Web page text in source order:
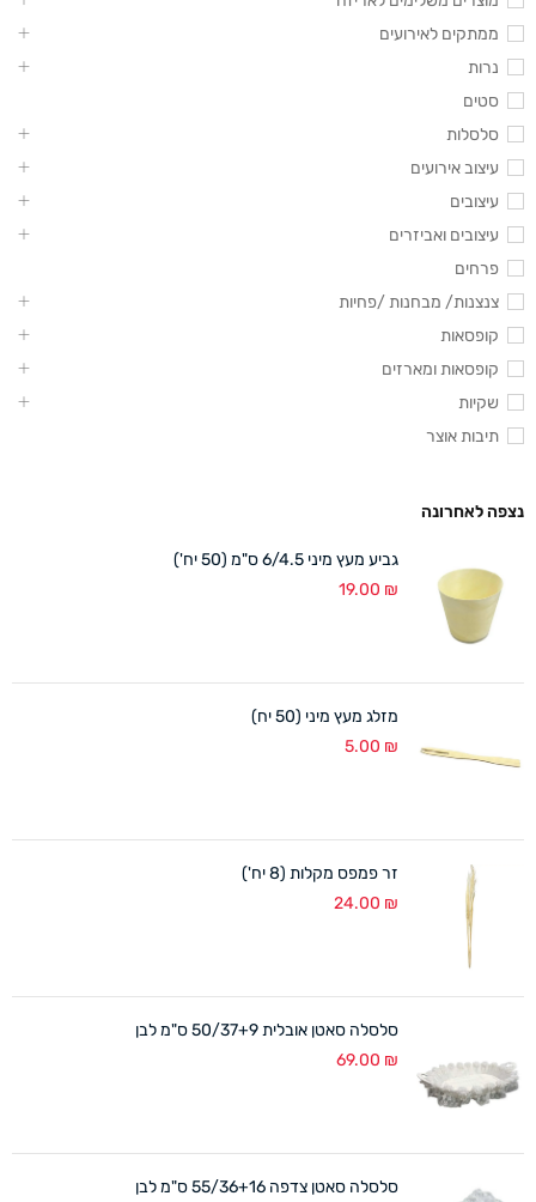
ממתקים לאירועים
נרות
סטים
סלסלות
עיצוב אירועים
עיצובים
עיצובים ואביזרים
פרחים
צנצנות/ מבחנות /פחיות
קופסאות
קופסאות ומארזים
שקיות
תיבות אוצר
נצפה לאחרונה
גביע מעץ מיני 6/4.5 ס"מ (50 יח')
19.00 ₪
מזלג מעץ מיני (50 יח)
5.00 ₪
זר פמפס מקלות (8 יח')
24.00 ₪
סלסלה סאטן אובלית 50/37+9 ס"מ לבן
69.00 ₪
סלסלה סאטן צדפה 55/36+16 ס"מ לבן